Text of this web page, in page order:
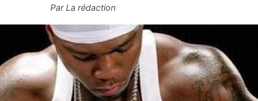
ParLa rédaction